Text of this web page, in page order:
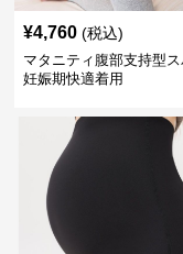
¥4,760 (税込)
マタニティ腹部支持型
妊娠期快適着用